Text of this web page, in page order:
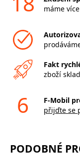
máme
Fakt
zboží
6
F-Mobil
přijďte se
PODOBNÉ